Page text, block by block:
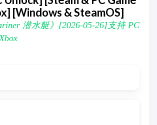
[Windows & SteamOS]
潜水艇》[2026-05-26]支持 PC